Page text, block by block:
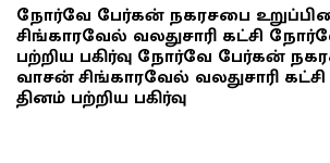
நோர்வே பேர்கன் நகரசபை
சிங்காரவேல் வலதுசாரி கட்சி
பற்றிய பகிர்வு நோர்வே பேர்கன்
வாசன் சிங்காரவேல் வலதுசாரி
தினம் பற்றிய பகிர்வு